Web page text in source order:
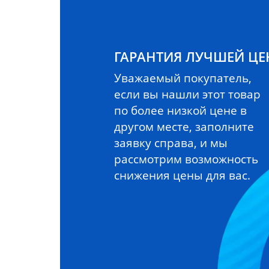
ГАРАНТИЯ ЛУЧШЕЙ
Уважаемый покупатель,
если вы нашли этот товар
по более низкой цене в
другом месте, заполните
заявку справа, и мы
рассмотрим возможность
снижения цены для вас.